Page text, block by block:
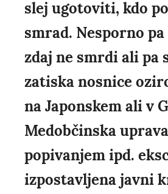
slej ugotoviti, kdo
smrad. Nesporno
zdaj ne smrdi ali pa
zatiska nosnice
na Japonskem ali v
Medobčinska
popivanjem ipd.
izpostavljena javni